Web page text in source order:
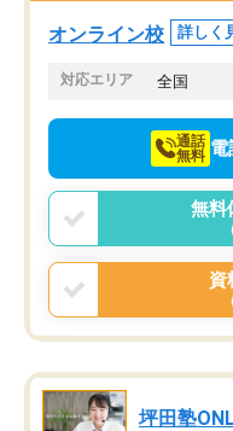
オンライン校 詳しく
対応エリア 全国
通話
無料 電
無料
資
坪田塾